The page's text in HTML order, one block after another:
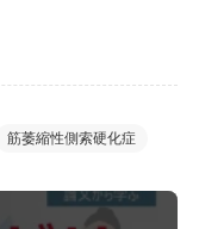
筋萎縮性側索硬化症